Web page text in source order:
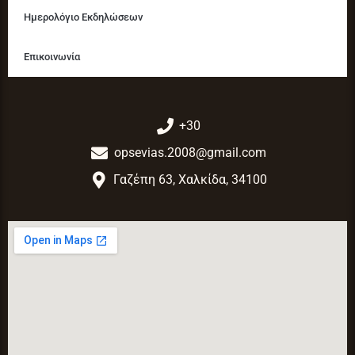
Ημερολόγιο Εκδηλώσεων
Επικοινωνία
+30
opsevias.2008@gmail.com
Γαζέπη 63, Χαλκίδα, 34100